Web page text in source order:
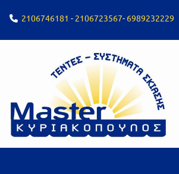
 2106746181 - 2106723567- 6989232229